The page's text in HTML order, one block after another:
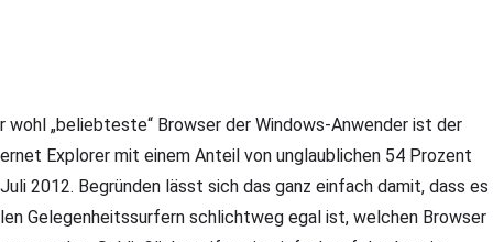
wohl „beliebteste“ Browser der Windows-Anwender ist der
Explorer mit einem Anteil von unglaublichen 54 Prozent
2012. Begründen lässt sich das ganz einfach damit, dass es
Gelegenheitssurfern schlichtweg egal ist, welchen Browser